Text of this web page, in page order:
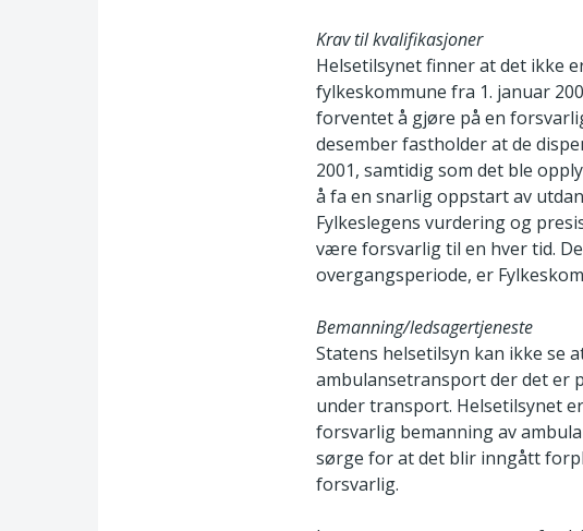
Krav til kvalifikasjoner
Helsetilsynet finner at det ikke
fylkeskommune fra 1. januar
forventet å gjøre på en
desember fastholder at de
2001, samtidig som det ble
å fa en snarlig oppstart av
Fylkeslegens vurdering og
være forsvarlig til en hver tid.
overgangsperiode, er
Bemanning/ledsagertjeneste
Statens helsetilsyn kan ikke se
ambulansetransport der det er
under transport. Helsetilsynet
forsvarlig bemanning av
sørge for at det blir inngått
forsvarlig.